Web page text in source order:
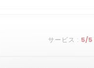
サービス : 5/5